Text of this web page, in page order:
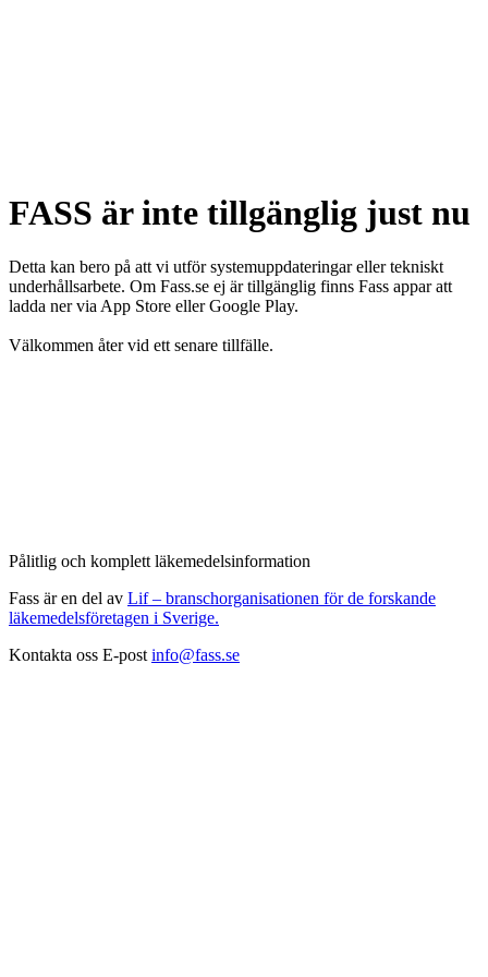
FASS är inte tillgänglig just nu
Detta kan bero på att vi utför systemuppdateringar eller tekniskt
underhållsarbete. Om Fass.se ej är tillgänglig finns Fass appar att
ladda ner via App Store eller Google Play.
Välkommen åter vid ett senare tillfälle.
Pålitlig och komplett läkemedelsinformation
Fass är en del av Lif – branschorganisationen för de forskande
läkemedelsföretagen i Sverige.
Kontakta oss E-post info@fass.se